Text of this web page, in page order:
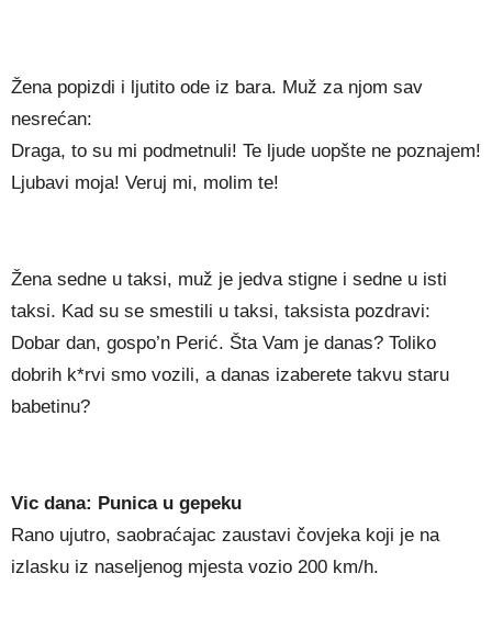
Žena popizdi i ljutito ode iz bara. Muž za njom sav
nesrećan:
Draga, to su mi podmetnuli! Te ljude uopšte ne poznajem!
Ljubavi moja! Veruj mi, molim te!
Žena sedne u taksi, muž je jedva stigne i sedne u isti
taksi. Kad su se smestili u taksi, taksista pozdravi:
Dobar dan, gospo’n Perić. Šta Vam je danas? Toliko
dobrih k*rvi smo vozili, a danas izaberete takvu staru
babetinu?
Vic dana: Punica u gepeku
Rano ujutro, saobraćajac zaustavi čovjeka koji je na
izlasku iz naseljenog mjesta vozio 200 km/h.